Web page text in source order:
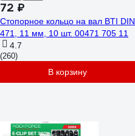
72 ₽
Стопорное кольцо на вал BTI DIN
471, 11 мм, 10 шт. 00471 705 11
4.7
(260)
В корзину